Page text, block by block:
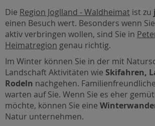
Die Region Joglland - Waldheimat ist zu
einen Besuch wert. Besonders wenn
aktiv verbringen wollen, sind Sie in
Heimatregion genau richtig.
Im Winter können Sie in der mit
Landschaft Aktivitäten wie Skifahren,
Rodeln nachgehen.
warten auf Sie. Wenn Sie es eher
möchte, können Sie eine
Natur unternehmen.